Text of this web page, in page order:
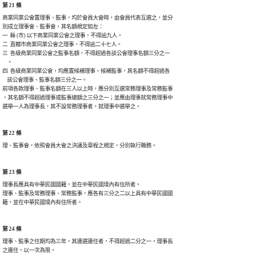
第 21 條
商業同業公會置理事、監事，均於會員大會時，由會員代表互選之，並分
別成立理事會、監事會，其名額規定如左：
一  縣 (市) 以下商業同業公會之理事，不得逾九人。
二  直轄市商業同業公會之理事，不得逾二十七人。
三  各級商業同業公會之監事名額，不得超過各該公會理事名額三分之一
    。
四  各級商業同業公會，均應置候補理事、候補監事，其名額不得超過各
    該公會理事、監事名額三分之一。
前項各款理事、監事名額在三人以上時，應分別互選常務理事及常務監事
，其名額不得超過理事或監事總額之三分之一；並應由理事就常務理事中
選舉一人為理事長，其不設常務理事者，就理事中選舉之。
第 22 條
理、監事會，依照會員大會之決議及章程之規定，分別執行職務。
第 23 條
理事長應具有中華民國國籍，並在中華民國境內有住所者。
理事、監事及常務理事、常務監事，應各有三分之二以上具有中華民國國
籍，並在中華民國境內有住所者。
第 24 條
理事、監事之任期均為三年，其連選連任者，不得超過二分之一，理事長
之連任，以一次為限。